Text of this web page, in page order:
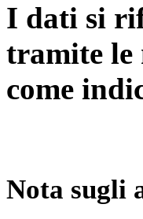
I dati si
tramite le
come
Nota sugli